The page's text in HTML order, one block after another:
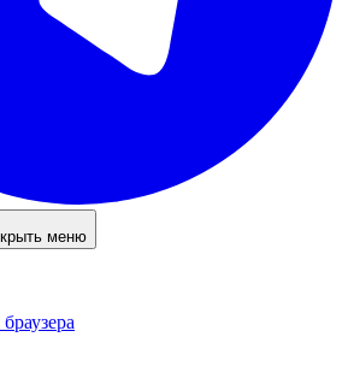
меню